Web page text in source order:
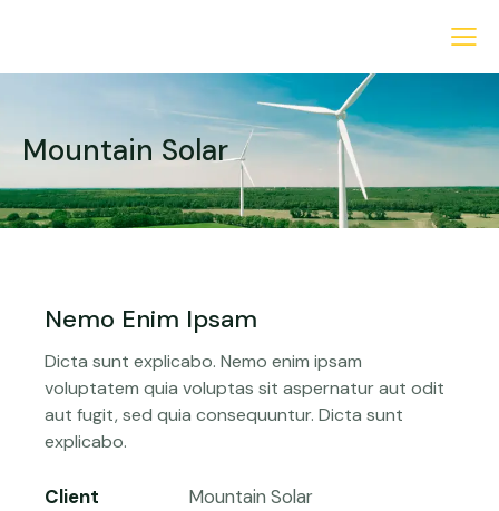
Mountain Solar
Nemo Enim Ipsam
Dicta sunt explicabo. Nemo enim ipsam
voluptatem quia voluptas sit aspernatur aut odit
aut fugit, sed quia consequuntur. Dicta sunt
explicabo.
Client
Mountain Solar